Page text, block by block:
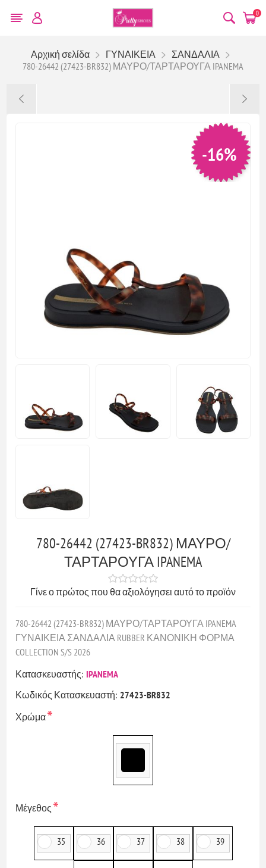
0
Αρχική σελίδα ΓΥΝΑΙΚΕΙΑ
ΣΑΝΔΑΛΙΑ
780-26442 (27423-BR832) ΜΑΥΡΟ/ΤΑΡΤΑΡΟΥΓΑ IPANEMA
-16%
780-26442 (27423-BR832) ΜΑΥΡΟ/
ΤΑΡΤΑΡΟΥΓΑ IPANEMA
Γίνε ο πρώτος που θα αξιολόγησει αυτό το προϊόν
780-26442 (27423-BR832) ΜΑΥΡΟ/ΤΑΡΤΑΡΟΥΓΑ IPANEMA
ΓΥΝΑΙΚΕΙΑ ΣΑΝΔΑΛΙΑ RUBBER ΚΑΝΟΝΙΚΗ ΦΟΡΜΑ
COLLECTION S/S 2026
Κατασκευαστής: IPANEMA
Κωδικός Κατασκευαστή: 27423-BR832
Χρώμα*
Μέγεθος*
35 36 37 38 39